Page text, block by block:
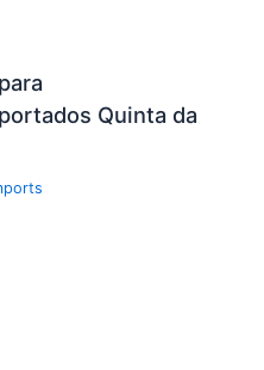
Quinta da